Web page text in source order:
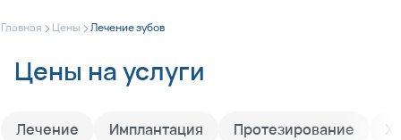
Главная > Цены >Лечение зубов
Цены на услуги
Лечение Имплантация Протезирование